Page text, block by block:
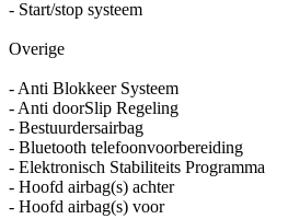
- Start/stop systeem
Overige
- Anti Blokkeer Systeem
- Anti doorSlip Regeling
- Bestuurdersairbag
- Bluetooth telefoonvoorbereiding
- Elektronisch Stabiliteits Programma
- Hoofd airbag(s) achter
- Hoofd airbag(s) voor